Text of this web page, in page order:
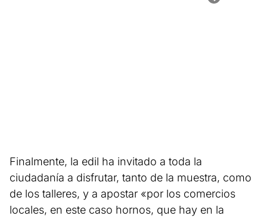
Finalmente, la edil ha invitado a toda la
ciudadanía a disfrutar, tanto de la muestra, como
de los talleres, y a apostar «por los comercios
locales, en este caso hornos, que hay en la